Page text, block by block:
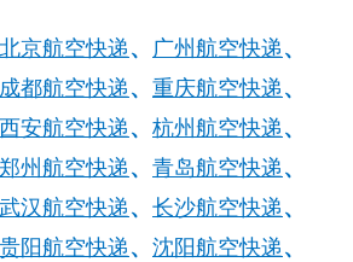
北京航空快递、 广州航空快递、
成都航空快递、 重庆航空快递、
西安航空快递、 杭州航空快递、
郑州航空快递、 青岛航空快递、
武汉航空快递、 长沙航空快递、
贵阳航空快递、 沈阳航空快递、